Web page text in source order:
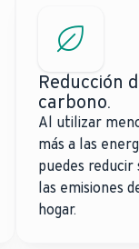
Reducción
carbono.
Al utilizar
más a las
puedes
las emisiones
hogar.